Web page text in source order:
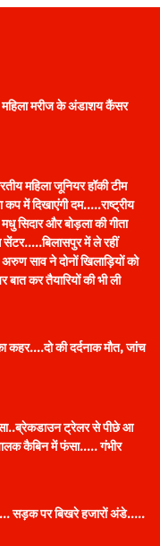
महिला मरीज के अंडाशय कैंसर
महिला जूनियर हॉकी टीम
में दिखाएंगी दम…..राष्ट्रीय
सिदार और बोड़ला की गीता
सेंटर…..बिलासपुर में ले रहीं
साव ने दोनों खिलाड़ियों को
बात कर तैयारियों की भी ली
कहर….दो की दर्दनाक मौत, जांच
ट्रेलर से पीछे आ
कैबिन में फंसा….. गंभीर
सड़क पर बिखरे हजारों अंडे…..